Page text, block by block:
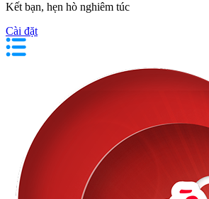
Kết bạn, hẹn hò nghiêm túc
Cài đặt